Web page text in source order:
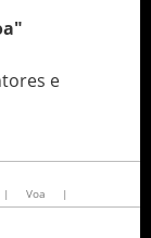
e
| Voa |